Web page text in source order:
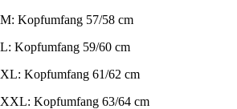
M: Kopfumfang 57/58 cm
L: Kopfumfang 59/60 cm
XL: Kopfumfang 61/62 cm
XXL: Kopfumfang 63/64 cm